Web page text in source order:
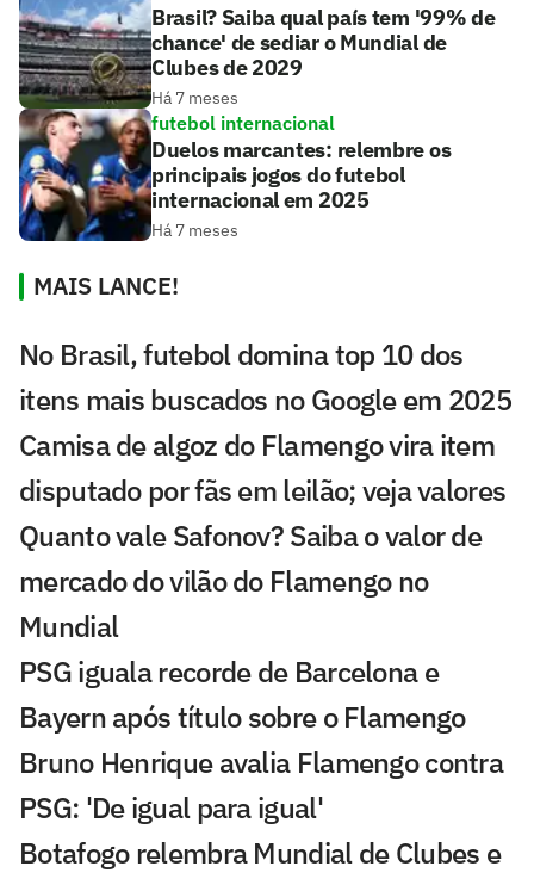
Brasil? Saiba qual país tem '99% de
chance' de sediar o Mundial de
Clubes de 2029
Há 7 meses
futebol internacional
Duelos marcantes: relembre os
principais jogos do futebol
internacional em 2025
Há 7 meses
MAIS LANCE!
No Brasil, futebol domina top 10 dos
itens mais buscados no Google em 2025
Camisa de algoz do Flamengo vira item
disputado por fãs em leilão; veja valores
Quanto vale Safonov? Saiba o valor de
mercado do vilão do Flamengo no
Mundial
PSG iguala recorde de Barcelona e
Bayern após título sobre o Flamengo
Bruno Henrique avalia Flamengo contra
PSG: 'De igual para igual'
Botafogo relembra Mundial de Clubes e